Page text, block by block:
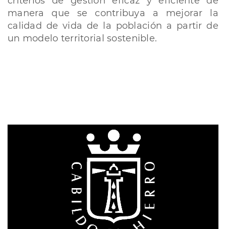
manera que se contribuya a mejorar la
calidad de vida de la población a partir de
un modelo territorial sostenible.